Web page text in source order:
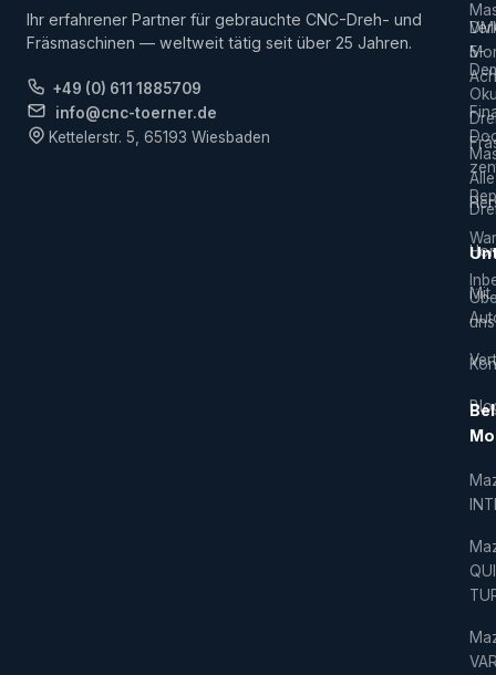
Ihr erfahrener Partner für gebrauchte CNC-Dreh- und
Fräsmaschinen — weltweit tätig seit über 25 Jahren.
+49 (0) 611 1885709
info@cnc-toerner.de
Kettelerstr. 5, 65193 Wiesbaden
5-
Mit
Alle
uns